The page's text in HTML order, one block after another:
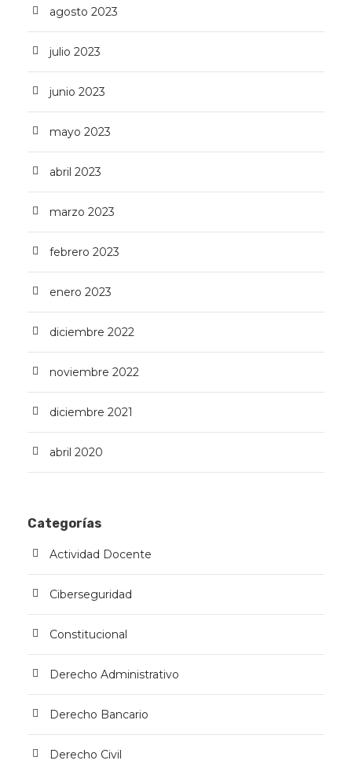
agosto 2023
julio 2023
junio 2023
mayo 2023
abril 2023
marzo 2023
febrero 2023
enero 2023
diciembre 2022
noviembre 2022
diciembre 2021
abril 2020
Categorías
Actividad Docente
Ciberseguridad
Constitucional
Derecho Administrativo
Derecho Bancario
Derecho Civil